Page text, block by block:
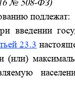
№ 508-ФЗ)
подлежат:
23.3